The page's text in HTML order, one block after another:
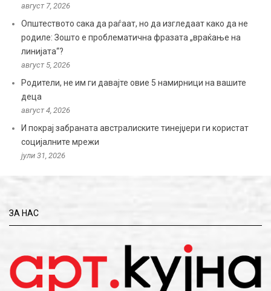
август 7, 2026
Општеството сака да раѓаат, но да изгледаат како да не
родиле: Зошто е проблематична фразата „враќање на
линијата“?
август 5, 2026
Родители, не им ги давајте овие 5 намирници на вашите
деца
август 4, 2026
И покрај забраната австралиските тинејџери ги користат
социјалните мрежи
јули 31, 2026
ЗА НАС